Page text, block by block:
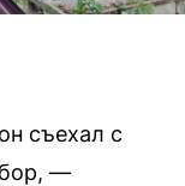
съехал с
—